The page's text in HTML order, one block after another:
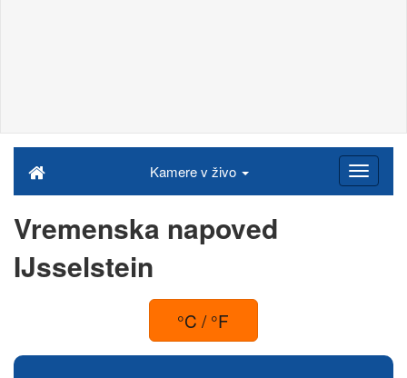
Kamere v živo
Vremenska napoved
IJsselstein
°C / °F